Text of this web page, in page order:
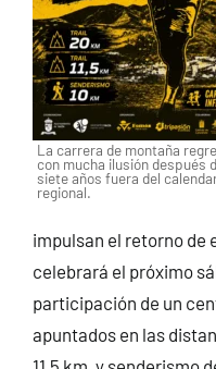
La carrera de montaña
con mucha ilusión después
siete años fuera del
regional.
impulsan el retorno de
celebrará el próximo
participación de un
apuntados en las